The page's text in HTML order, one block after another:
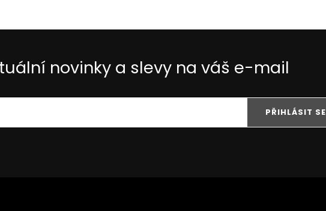
novinky a slevy na váš e-mail
PŘIHLÁSIT SE